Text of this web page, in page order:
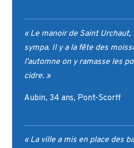
« Le manoir de Saint Urchaut,
sympa. Il y a la fête des
l’automne on y ramasse les
cidre. »
Aubin, 34 ans, Pont-Scorff
« La ville a mis en place des